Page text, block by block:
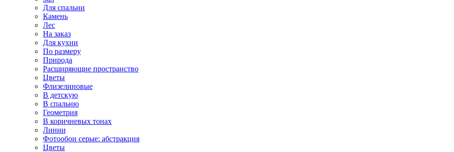
Для спальни
Камень
Лес
На заказ
Для кухни
По размеру
Природа
Расширяющие пространство
Цветы
Флизелиновые
В детскую
В спальню
Геометрия
В коричневых тонах
Линии
Фотообои серые: абстракция
Цветы